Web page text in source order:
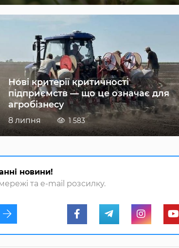
Нові критерії критичності
підприємств — що це означає для
агробізнесу
8 липня 1 583
новини!
та e-mail розсилку.